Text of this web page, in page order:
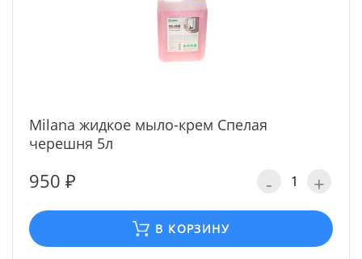
Milana жидкое мыло-крем Спелая
черешня 5л
950 ₽ - +
В КОРЗИНУ